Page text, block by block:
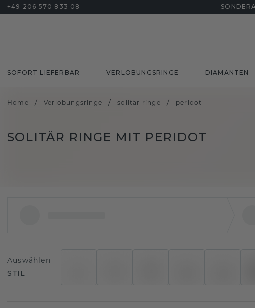
+49 206 570 833 08
SOFORT LIEFERBAR VERLOBUNGSRINGE DIAMANTEN
Home / Verlobungsringe / solitär ringe / peridot
SOLITÄR RINGE MIT PERIDOT
Auswählen
STIL